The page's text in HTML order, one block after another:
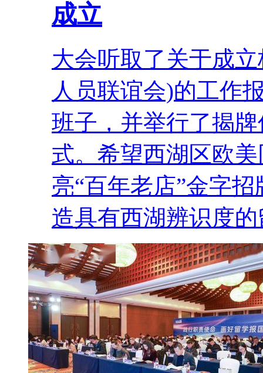
成立
大会听取了关于成
人员联谊会)的工作
班子，并举行了揭
式。希望西湖区欧
亮“百年老店”金字
造具有西湖辨识度